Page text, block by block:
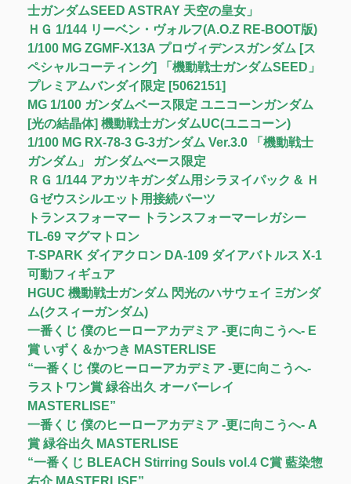
士ガンダムSEED ASTRAY 天空の皇女」
ＨＧ 1/144 リーベン・ヴォルフ(A.O.Z RE-BOOT版)
1/100 MG ZGMF-X13A プロヴィデンスガンダム [ス
ペシャルコーティング] 「機動戦士ガンダムSEED」
プレミアムバンダイ限定 [5062151]
MG 1/100 ガンダムベース限定 ユニコーンガンダム
[光の結晶体] 機動戦士ガンダムUC(ユニコーン)
1/100 MG RX-78-3 G-3ガンダム Ver.3.0 「機動戦士
ガンダム」 ガンダムべース限定
ＲＧ 1/144 アカツキガンダム用シラヌイパック & Ｈ
Ｇゼウスシルエット用接続パーツ
トランスフォーマー トランスフォーマーレガシー
TL-69 マグマトロン
T-SPARK ダイアクロン DA-109 ダイアバトルス X-1
可動フィギュア
HGUC 機動戦士ガンダム 閃光のハサウェイ Ξガンダ
ム(クスィーガンダム)
一番くじ 僕のヒーローアカデミア -更に向こうへ- E
賞 いずく＆かつき MASTERLISE
“一番くじ 僕のヒーローアカデミア -更に向こうへ-
ラストワン賞 緑谷出久 オーバーレイ
MASTERLISE”
一番くじ 僕のヒーローアカデミア -更に向こうへ- A
賞 緑谷出久 MASTERLISE
“一番くじ BLEACH Stirring Souls vol.4 C賞 藍染惣